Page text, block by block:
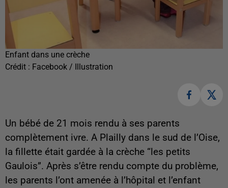
Enfant dans une crèche
Crédit : Facebook / Illustration
Un bébé de 21 mois rendu à ses parents
complètement ivre. A Plailly dans le sud de l’Oise,
la fillette était gardée à la crèche “les petits
Gaulois”. Après s’être rendu compte du problème,
les parents l’ont amenée à l’hôpital et l’enfant